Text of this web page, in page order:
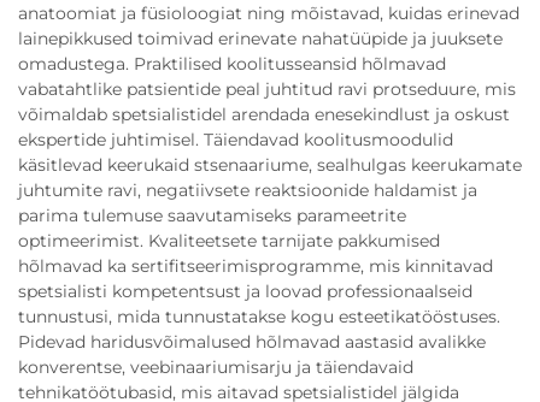
anatoomiat ja füsioloogiat ning mõistavad, kuidas erinevad
lainepikkused toimivad erinevate nahatüüpide ja juuksete
omadustega. Praktilised koolitusseansid hõlmavad
vabatahtlike patsientide peal juhtitud ravi protseduure, mis
võimaldab spetsialistidel arendada enesekindlust ja oskust
ekspertide juhtimisel. Täiendavad koolitusmoodulid
käsitlevad keerukaid stsenaariume, sealhulgas keerukamate
juhtumite ravi, negatiivsete reaktsioonide haldamist ja
parima tulemuse saavutamiseks parameetrite
optimeerimist. Kvaliteetsete tarnijate pakkumised
hõlmavad ka sertifitseerimisprogramme, mis kinnitavad
spetsialisti kompetentsust ja loovad professionaalseid
tunnustusi, mida tunnustatakse kogu esteetikatööstuses.
Pidevad haridusvõimalused hõlmavad aastasid avalikke
konverentse, veebinaariumisarju ja täiendavaid
tehnikatöötubasid, mis aitavad spetsialistidel jälgida